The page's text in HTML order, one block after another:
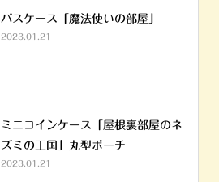
パスケース「魔法使いの部屋」
2023.01.21
ミニコインケース「屋根裏部屋のネ
ズミの王国」丸型ポーチ
2023.01.21